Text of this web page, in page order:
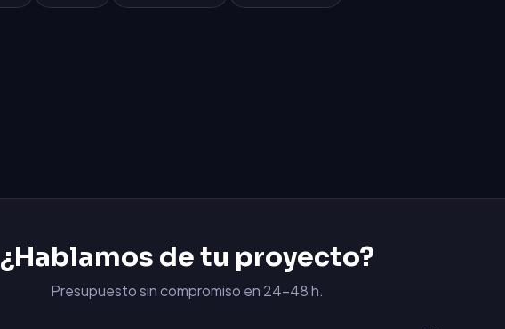
¿Hablamos de tu proyecto?
Presupuesto sin compromiso en 24-48 h.